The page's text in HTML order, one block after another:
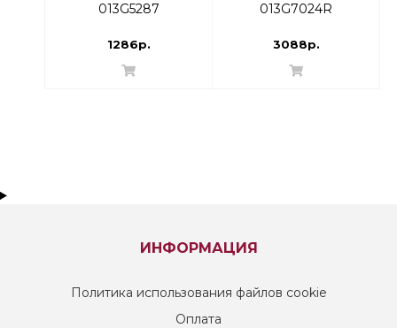
013G5287
1286р.
013G7024R
3088р.
ИНФОРМАЦИЯ
Политика использования файлов cookie
Оплата